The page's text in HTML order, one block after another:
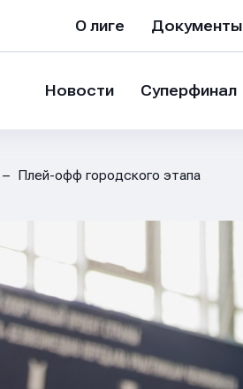
О лиге Документы
Новости Суперфинал
Плей-офф городского этапа